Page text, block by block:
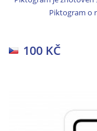
Piktogram o
100 KČ